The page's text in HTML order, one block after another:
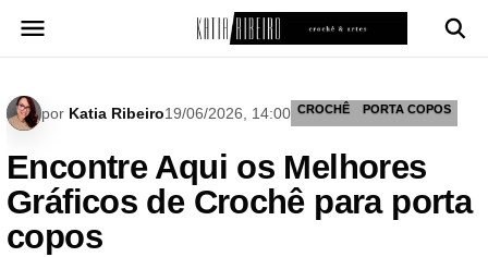
para
por Katia Ribeiro19/06/2026, 14:00 CROCHÊ PORTA COPOS
Encontre Aqui os Melhores
Gráficos de Crochê para porta
copos